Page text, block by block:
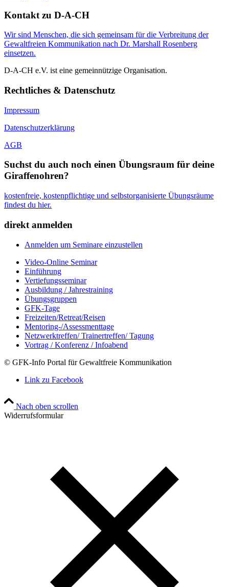
Kontakt zu D-A-CH
Wir sind Menschen, die sich gemeinsam für die Verbreitung der
Gewaltfreien Kommunikation nach Dr. Marshall Rosenberg
einsetzen.
D-A-CH e.V. ist eine gemeinnützige Organisation.
Rechtliches & Datenschutz
Impressum
Datenschutzerklärung
AGB
Suchst du auch noch einen Übungsraum für deine
Giraffenohren?
kostenfreie, kostenpflichtige und selbstorganisierte Übungsräume
findest du hier.
direkt anmelden
Anmelden um Seminare einzustellen
Video-Online Seminar
Einführung
Vertiefungsseminar
Ausbildung / Jahrestraining
Übungsgruppen
GFK-Tage
Freizeiten/Retreat/Reisen
Mentoring-/Assessmenttage
Netzwerktreffen/ Trainertreffen/ Tagung
Vortrag / Konferenz / Infoabend
© GFK-Info Portal für Gewaltfreie Kommunikation
Link zu Facebook
Nach oben scrollen
Widerrufsformular